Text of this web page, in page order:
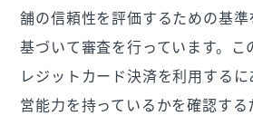
舗の信頼性を評価するための基
基づいて審査を行っています。こ
レジットカード決済を利用する
営能力を持っているかを確認す